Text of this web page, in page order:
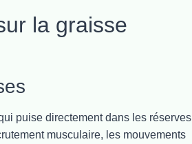
la graisse
puise directement dans les réserves
musculaire, les mouvements